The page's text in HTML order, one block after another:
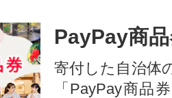
PayPay商
寄付した自治体
「PayPay商品